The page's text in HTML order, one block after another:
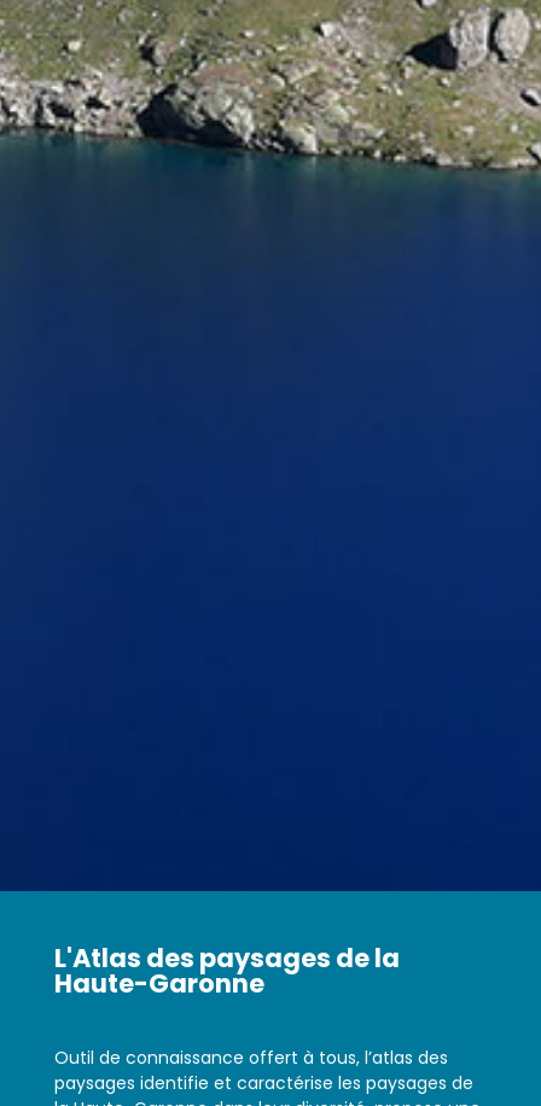
L'Atlas des paysages de la
Haute-Garonne
Outil de connaissance offert à tous, l’atlas des
paysages identifie et caractérise les paysages de